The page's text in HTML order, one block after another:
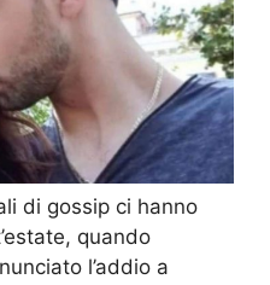
di gossip ci hanno
quando
l’addio a